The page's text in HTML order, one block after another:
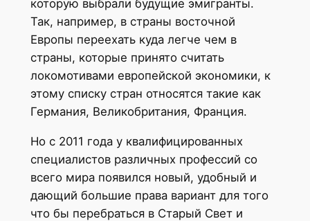
которую выбрали будущие эмигранты.
Так, например, в страны восточной
Европы переехать куда легче чем в
страны, которые принято считать
локомотивами европейской экономики, к
этому списку стран относятся такие как
Германия, Великобритания, Франция.
Но с 2011 года у квалифицированных
специалистов различных профессий со
всего мира появился новый, удобный и
дающий большие права вариант для того
что бы перебраться в Старый Свет и